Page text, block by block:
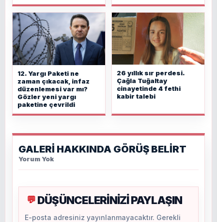
12. Yargı Paketi ne
zaman çıkacak, infaz
düzenlemesi var mı?
Gözler yeni yargı
paketine çevrildi
26 yıllık sır perdesi.
Çağla Tuğaltay
cinayetinde 4 fethi
kabir talebi
GALERİ HAKKINDA GÖRÜŞ BELİRT
Yorum Yok
💬 DÜŞÜNCELERİNİZİ PAYLAŞIN
E-posta adresiniz yayınlanmayacaktır. Gerekli